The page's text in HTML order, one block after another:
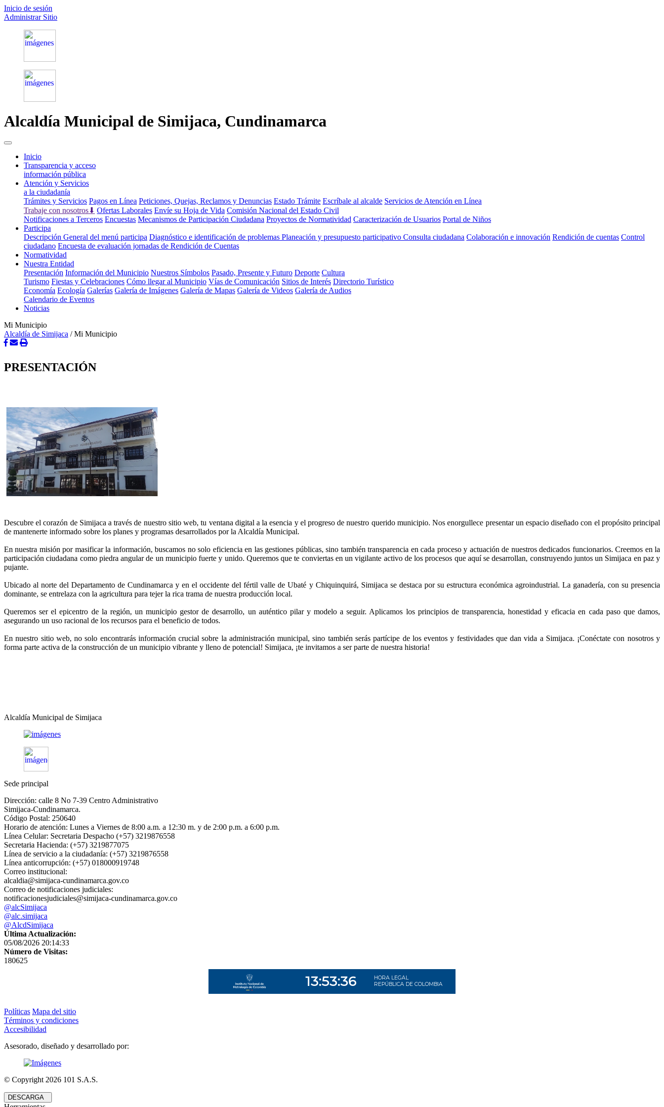
Inicio de sesión
Administrar Sitio
Alcaldía Municipal de Simijaca, Cundinamarca
Inicio(current)
Transparencia y acceso
información pública
Atención y Servicios
a la ciudadanía
Trámites y Servicios Pagos en Línea Peticiones, Quejas, Reclamos y Denuncias Estado Trámite Escríbale al alcalde Servicios de Atención en Línea
Trabaje con nosotros⬇ Ofertas Laborales Envíe su Hoja de Vida Comisión Nacional del Estado Civil
Notificaciones a Terceros Encuestas Mecanismos de Participación Ciudadana Proyectos de Normatividad Caracterización de Usuarios Portal de Niños
Participa
Descripción General del menú participa Diagnóstico e identificación de problemas Planeación y presupuesto participativo Consulta ciudadana Colaboración e innovación Rendición de cuentas Control
ciudadano Encuesta de evaluación jornadas de Rendición de Cuentas
Normatividad
Nuestra Entidad
Presentación Información del Municipio Nuestros Símbolos Pasado, Presente y Futuro Deporte Cultura
Turismo Fiestas y Celebraciones Cómo llegar al Municipio Vías de Comunicación Sitios de Interés Directorio Turístico
Economía Ecología Galerías Galería de Imágenes Galería de Mapas Galería de Videos Galería de Audios
Calendario de Eventos
Noticias
Mi Municipio
Alcaldía de Simijaca /Mi Municipio
PRESENTACIÓN
Descubre el corazón de Simijaca a través de nuestro sitio web, tu ventana digital a la esencia y el progreso de nuestro querido municipio. Nos enorgullece presentar un espacio diseñado con el propósito principal
de mantenerte informado sobre los planes y programas desarrollados por la Alcaldía Municipal.
En nuestra misión por masificar la información, buscamos no solo eficiencia en las gestiones públicas, sino también transparencia en cada proceso y actuación de nuestros dedicados funcionarios. Creemos en la
participación ciudadana como piedra angular de un municipio fuerte y unido. Queremos que te conviertas en un vigilante activo de los procesos que aquí se desarrollan, construyendo juntos un Simijaca en paz y
pujante.
Ubicado al norte del Departamento de Cundinamarca y en el occidente del fértil valle de Ubaté y Chiquinquirá, Simijaca se destaca por su estructura económica agroindustrial. La ganadería, con su presencia
dominante, se entrelaza con la agricultura para tejer la rica trama de nuestra producción local.
Queremos ser el epicentro de la región, un municipio gestor de desarrollo, un auténtico pilar y modelo a seguir. Aplicamos los principios de transparencia, honestidad y eficacia en cada paso que damos,
asegurando un uso racional de los recursos para el beneficio de todos.
En nuestro sitio web, no solo encontrarás información crucial sobre la administración municipal, sino también serás partícipe de los eventos y festividades que dan vida a Simijaca. ¡Conéctate con nosotros y
forma parte activa de la construcción de un municipio vibrante y lleno de potencial! Simijaca​, ¡te invitamos a ser parte de nuestra historia!
Alcaldía Municipal de Simijaca
Sede principal
Dirección: calle 8 No 7-39 Centro Administrativo
Simijaca-Cundinamarca.
Código Postal: 250640
Horario de atención: Lunes a Viernes de 8:00 a.m. a 12:30 m. y de 2:00 p.m. a 6:00 p.m.
Línea Celular: Secretaria Despacho (+57) 3219876558
Secretaria Hacienda: (+57) 3219877075
Línea de servicio a la ciudadanía: (+57) 3219876558
Línea anticorrupción: (+57) 018000919748
Correo institucional:
alcaldia@simijaca-cundinamarca.gov.co
Correo de notificaciones judiciales:
notificacionesjudiciales@simijaca-cundinamarca.gov.co
@alcSimijaca
@alc.simijaca
@AlcdSimijaca
Última Actualización:
05/08/2026 20:14:33
Número de Visitas:
180625
Políticas Mapa del sitio
Términos y condiciones
Accesibilidad
Asesorado, diseñado y desarrollado por:
© Copyright 2026 101 S.A.S.
DESCARGA